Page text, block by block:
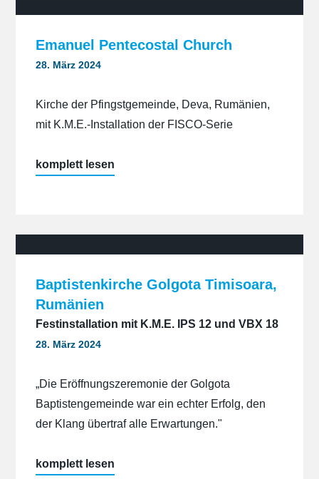
Emanuel Pentecostal Church
28. März 2024
Kirche der Pfingstgemeinde, Deva, Rumänien,
mit K.M.E.-Installation der FISCO-Serie
„Emanuel
komplett lesen
Baptistenkirche Golgota Timisoara,
Rumänien
Festinstallation mit K.M.E. IPS 12 und VBX 18
28. März 2024
„Die Eröffnungszeremonie der Golgota
Baptistengemeinde war ein echter Erfolg, den
der Klang übertraf alle Erwartungen."
„Baptistenkirche
komplett lesen